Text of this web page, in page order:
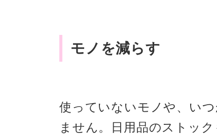
モノを減らす
使っていないモノや、い
ません。日用品のストッ